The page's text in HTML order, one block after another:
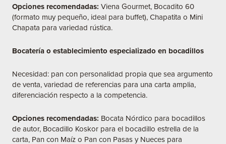
Opciones recomendadas: Viena Gourmet, Bocadito 60
(formato muy pequeño, ideal para buffet), Chapatita o Mini
Chapata para variedad rústica.
Bocatería o establecimiento especializado en bocadillos
Necesidad: pan con personalidad propia que sea argumento
de venta, variedad de referencias para una carta amplia,
diferenciación respecto a la competencia.
Opciones recomendadas: Bocata Nórdico para bocadillos
de autor, Bocadillo Koskor para el bocadillo estrella de la
carta, Pan con Maíz o Pan con Pasas y Nueces para